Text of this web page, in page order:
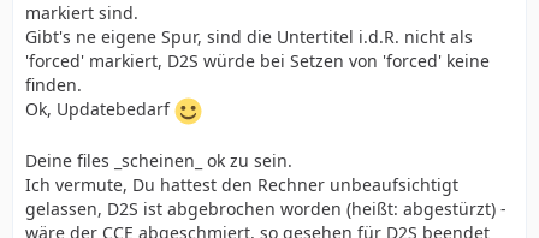
markiert sind.
Gibt's ne eigene Spur, sind die Untertitel i.d.R. nicht als
'forced' markiert, D2S würde bei Setzen von 'forced' keine
finden.
Ok, Updatebedarf
Deine files _scheinen_ ok zu sein.
Ich vermute, Du hattest den Rechner unbeaufsichtigt
gelassen, D2S ist abgebrochen worden (heißt: abgestürzt) -
wäre der CCE abgeschmiert, so gesehen für D2S beendet